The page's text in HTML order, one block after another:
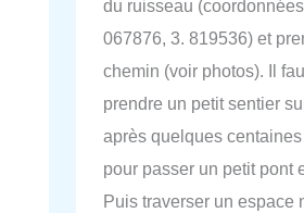
du ruisseau (coordonnées
067876, 3. 819536) et
chemin (voir photos). Il
prendre un petit sentier
après quelques
pour passer un petit pont
Puis traverser un espace